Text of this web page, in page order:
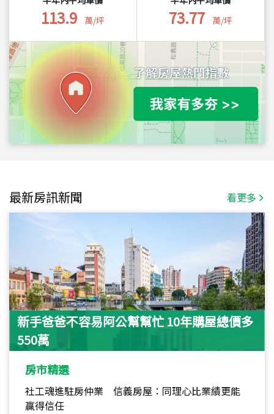
113.9 萬/坪 73.77 萬/坪
最新房訊新聞 看更多
新手爸爸不容易阿公幫幫忙 10年購屋總價多
550萬
房市精選
社工魂進駐房仲業 信義房屋：同理心比業績更能
贏得信任